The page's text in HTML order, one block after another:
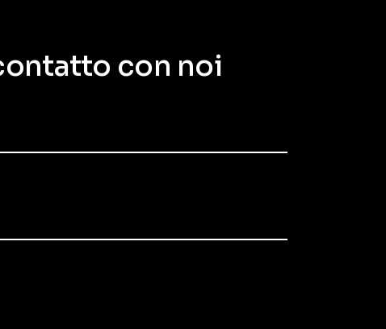
con noi